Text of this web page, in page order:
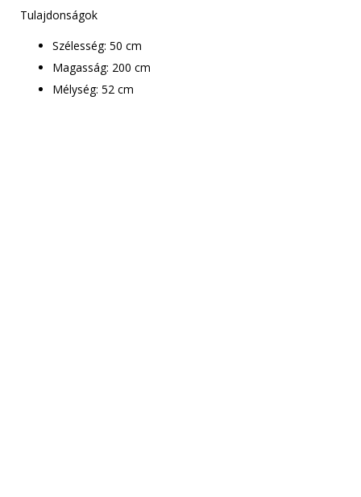
Tulajdonságok
Szélesség: 50 cm
Magasság: 200 cm
Mélység: 52 cm